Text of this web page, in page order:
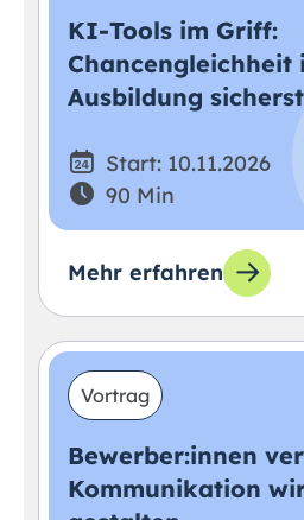
KI-Tools im Griff:
Chancengleichheit
Ausbildung
Start: 10.11.2026
90 Min
Mehr erfahren
Vortrag
Bewerber:innen
Kommunikation